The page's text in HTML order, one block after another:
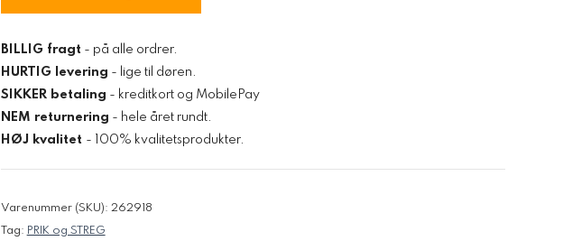
BILLIG fragt - på alle ordrer.
HURTIG levering - lige til døren.
SIKKER betaling - kreditkort og MobilePay
NEM returnering - hele året rundt.
HØJ kvalitet - 100% kvalitetsprodukter.
Varenummer (SKU): 262918
Tag: PRIK og STREG